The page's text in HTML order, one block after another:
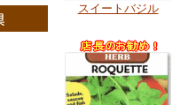
スイートバジル